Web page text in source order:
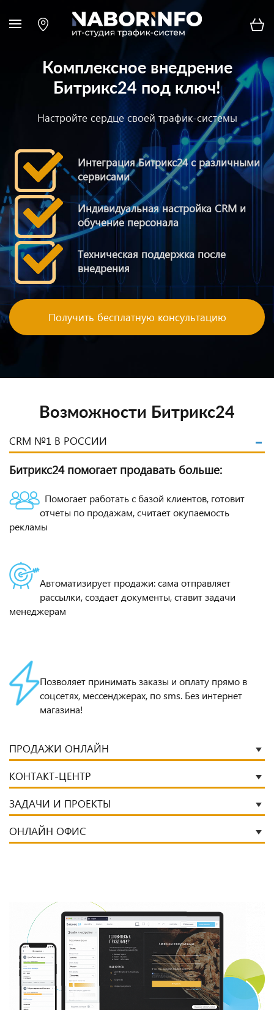
Комплексное внедрение
Битрикс24 под ключ!
Настройте сердце своей трафик-системы
Интеграция Битрикс24 с различными
сервисами
Индивидуальная настройка CRM и
обучение персонала
Техническая поддержка после
внедрения
Получить бесплатную консультацию
Возможности Битрикс24
CRM №1 В РОССИИ
Битрикс24 помогает продавать больше:
Помогает работать с базой клиентов, готовит
отчеты по продажам, считает окупаемость
рекламы
Автоматизирует продажи: сама отправляет
рассылки, создает документы, ставит задачи
менеджерам
Позволяет принимать заказы и оплату прямо в
соцсетях, мессенджерах, по sms. Без интернет
магазина!
ПРОДАЖИ ОНЛАЙН
КОНТАКТ-ЦЕНТР
ЗАДАЧИ И ПРОЕКТЫ
ОНЛАЙН ОФИС